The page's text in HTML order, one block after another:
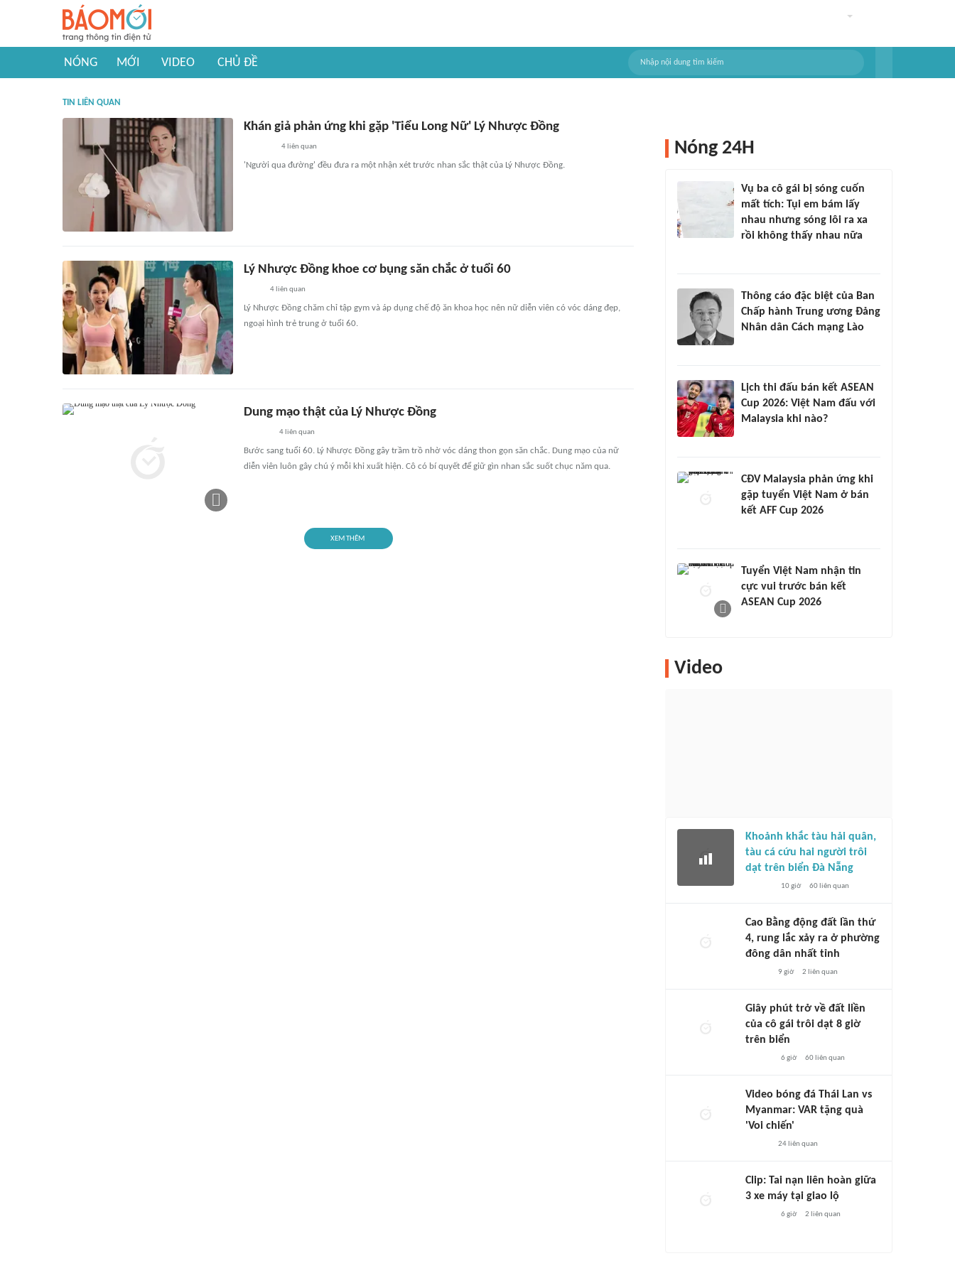
NÓNG MỚI VIDEO CHỦ ĐỀ
TIN LIÊN QUAN
Khán giả phản ứng khi gặp 'Tiểu Long Nữ' Lý Nhược Đồng
4liên quan
'Người qua đường' đều đưa ra một nhận xét trước nhan sắc thật của Lý Nhược Đồng.
Lý Nhược Đồng khoe cơ bụng săn chắc ở tuổi 60
4liên quan
Lý Nhược Đồng chăm chỉ tập gym và áp dụng chế độ ăn khoa học nên nữ diễn viên có vóc dáng đẹp,
ngoại hình trẻ trung ở tuổi 60.
Dung mạo thật của Lý Nhược Đồng
4liên quan
Bước sang tuổi 60. Lý Nhược Đồng gây trầm trồ nhờ vóc dáng thon gọn săn chắc. Dung mạo của nữ
diễn viên luôn gây chú ý mỗi khi xuất hiện. Cô có bí quyết để giữ gìn nhan sắc suốt chục năm qua.
XEM THÊM
Nóng 24H
Vụ ba cô gái bị sóng cuốn
mất tích: Tụi em bám lấy
nhau nhưng sóng lôi ra xa
rồi không thấy nhau nữa
Thông cáo đặc biệt của Ban
Chấp hành Trung ương Đảng
Nhân dân Cách mạng Lào
Lịch thi đấu bán kết ASEAN
Cup 2026: Việt Nam đấu với
Malaysia khi nào?
CĐV Malaysia phản ứng khi
gặp tuyển Việt Nam ở bán
kết AFF Cup 2026
Tuyển Việt Nam nhận tin
cực vui trước bán kết
ASEAN Cup 2026
Video
Khoảnh khắc tàu hải quân,
tàu cá cứu hai người trôi
dạt trên biển Đà Nẵng
10 giờ 60liên quan
Cao Bằng động đất lần thứ
4, rung lắc xảy ra ở phường
đông dân nhất tỉnh
9 giờ 2 liên quan
Giây phút trở về đất liền
của cô gái trôi dạt 8 giờ
trên biển
6 giờ 60liên quan
Video bóng đá Thái Lan vs
Myanmar: VAR tặng quà
'Voi chiến'
24liên quan
Clip: Tai nạn liên hoàn giữa
3 xe máy tại giao lộ
6 giờ 2 liên quan